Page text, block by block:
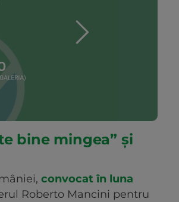
bine mingea” și
convocat în luna
Roberto Mancini pentru